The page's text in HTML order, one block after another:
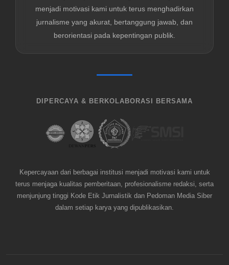
menjadi motivasi kami untuk terus menghadirkan
jurnalisme yang akurat, bertanggung jawab, dan
berorientasi pada kepentingan publik.
DIPERCAYA & BERKOLABORASI BERSAMA
Kepercayaan dari berbagai institusi menjadi motivasi kami untuk
terus menjaga kualitas pemberitaan, profesionalisme redaksi, serta
menjunjung tinggi Kode Etik Jurnalistik dan Pedoman Media Siber
dalam setiap karya yang dipublikasikan.